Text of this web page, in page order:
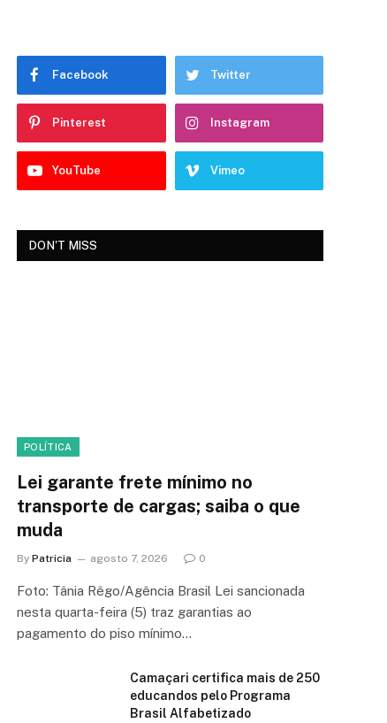
Facebook Twitter
Pinterest Instagram
YouTube Vimeo
DON'T MISS
POLÍTICA
Lei garante frete mínimo no
transporte de cargas; saiba o que
muda
By Patricia agosto 7, 2026 0
Foto: Tânia Rêgo/Agência Brasil Lei sancionada
nesta quarta-feira (5) traz garantias ao
pagamento do piso mínimo…
Camaçari certifica mais de 250
educandos pelo Programa
Brasil Alfabetizado